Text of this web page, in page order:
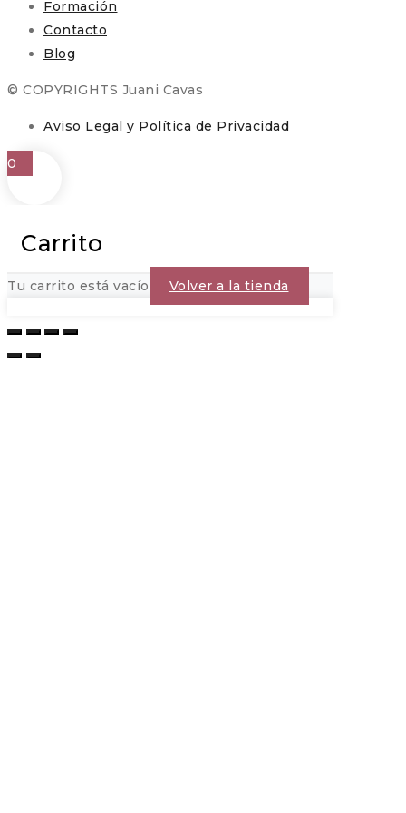
Formación
Contacto
Blog
© COPYRIGHTS Juani Cavas
Aviso Legal y Política de Privacidad
0
Carrito
Tu carrito está vacío Volver a la tienda